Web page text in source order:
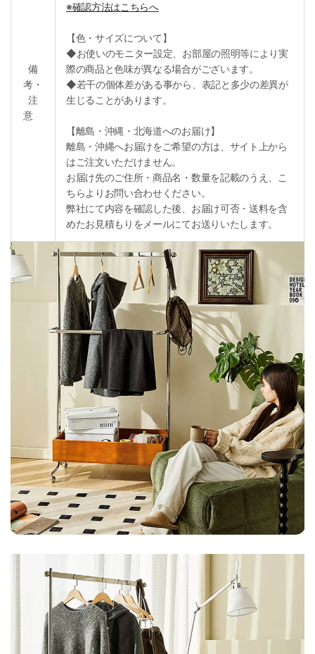
備
考・
注
意
※確認方法はこちらへ
【色・サイズについて】
◆お使いのモニター設定、お部屋の照明等により実
際の商品と色味が異なる場合がございます。
◆若干の個体差がある事から、表記と多少の差異が
生じることがあります。
【離島・沖縄・北海道へのお届け】
離島・沖縄へお届けをご希望の方は、サイト上から
はご注文いただけません。
お届け先のご住所・商品名・数量を記載のうえ、こ
ちらよりお問い合わせください。
弊社にて内容を確認した後、お届け可否・送料を含
めたお見積もりをメールにてお送りいたします。